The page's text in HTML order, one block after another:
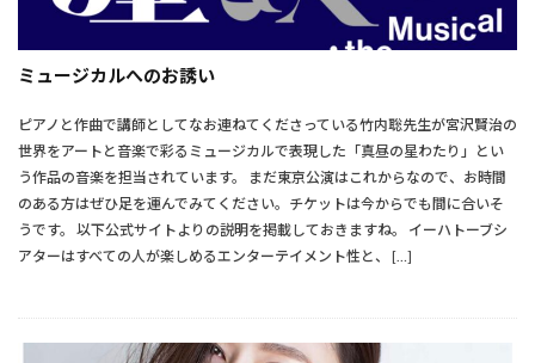
ミュージカルへのお誘い
ピアノと作曲で講師としてなお連ねてくださっている竹内聡先生が宮沢賢治の
世界をアートと音楽で彩るミュージカルで表現した「真昼の星わたり」とい
う作品の音楽を担当されています。 まだ東京公演はこれからなので、お時間
のある方はぜひ足を運んでみてください。チケットは今からでも間に合いそ
うです。 以下公式サイトよりの説明を掲載しておきますね。 イーハトーブシ
アターはすべての人が楽しめるエンターテイメント性と、 […]